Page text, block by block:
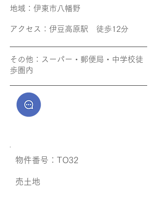
地域​：伊東市八幡野
アクセス​：伊豆高原駅 徒歩12分
その他​：スーパー・郵便局・中学校徒
歩圏内
​物件番号：TO32
​売土地